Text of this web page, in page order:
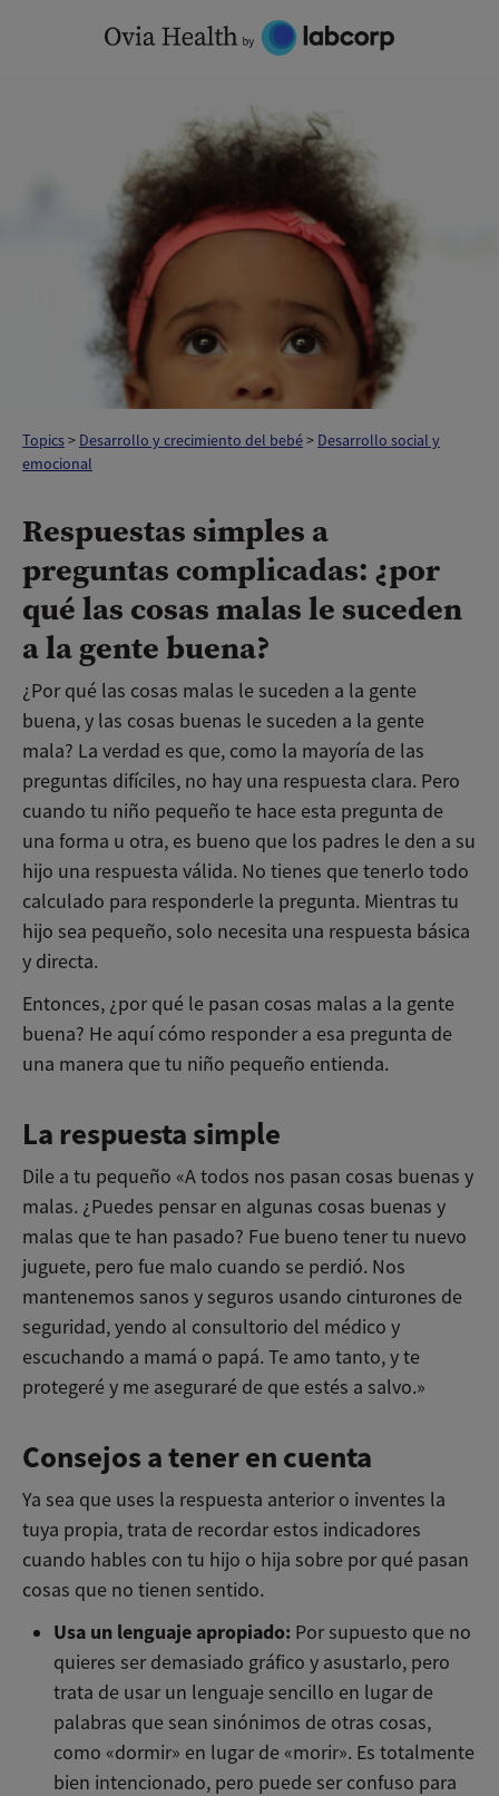
Topics> Desarrollo y crecimiento del bebé> Desarrollo social y
emocional
Respuestas simples a
preguntas complicadas: ¿por
qué las cosas malas le suceden
a la gente buena?
¿Por qué las cosas malas le suceden a la gente
buena, y las cosas buenas le suceden a la gente
mala? La verdad es que, como la mayoría de las
preguntas difíciles, no hay una respuesta clara. Pero
cuando tu niño pequeño te hace esta pregunta de
una forma u otra, es bueno que los padres le den a su
hijo una respuesta válida. No tienes que tenerlo todo
calculado para responderle la pregunta. Mientras tu
hijo sea pequeño, solo necesita una respuesta básica
y directa.
Entonces, ¿por qué le pasan cosas malas a la gente
buena? He aquí cómo responder a esa pregunta de
una manera que tu niño pequeño entienda.
La respuesta simple
Dile a tu pequeño «A todos nos pasan cosas buenas y
malas. ¿Puedes pensar en algunas cosas buenas y
malas que te han pasado? Fue bueno tener tu nuevo
juguete, pero fue malo cuando se perdió. Nos
mantenemos sanos y seguros usando cinturones de
seguridad, yendo al consultorio del médico y
escuchando a mamá o papá. Te amo tanto, y te
protegeré y me aseguraré de que estés a salvo.»
Consejos a tener en cuenta
Ya sea que uses la respuesta anterior o inventes la
tuya propia, trata de recordar estos indicadores
cuando hables con tu hijo o hija sobre por qué pasan
cosas que no tienen sentido.
Usa un lenguaje apropiado: Por supuesto que no
quieres ser demasiado gráfico y asustarlo, pero
trata de usar un lenguaje sencillo en lugar de
palabras que sean sinónimos de otras cosas,
como «dormir» en lugar de «morir». Es totalmente
bien intencionado, pero puede ser confuso para